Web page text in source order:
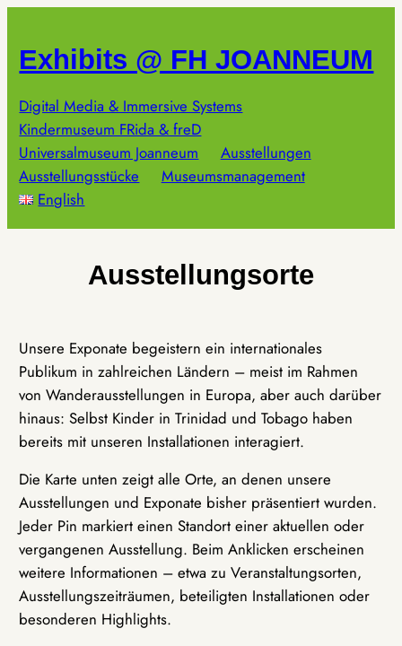
springen
Exhibits @ FH JOANNEUM
Digital Media & Immersive Systems
Kindermuseum FRida & freD
Universalmuseum Joanneum
Ausstellungen
Ausstellungsstücke
Museumsmanagement
English
Ausstellungsorte
Unsere Exponate begeistern ein internationales
Publikum in zahlreichen Ländern – meist im Rahmen
von Wanderausstellungen in Europa, aber auch darüber
hinaus: Selbst Kinder in Trinidad und Tobago haben
bereits mit unseren Installationen interagiert.
Die Karte unten zeigt alle Orte, an denen unsere
Ausstellungen und Exponate bisher präsentiert wurden.
Jeder Pin markiert einen Standort einer aktuellen oder
vergangenen Ausstellung. Beim Anklicken erscheinen
weitere Informationen – etwa zu Veranstaltungsorten,
Ausstellungszeiträumen, beteiligten Installationen oder
besonderen Highlights.